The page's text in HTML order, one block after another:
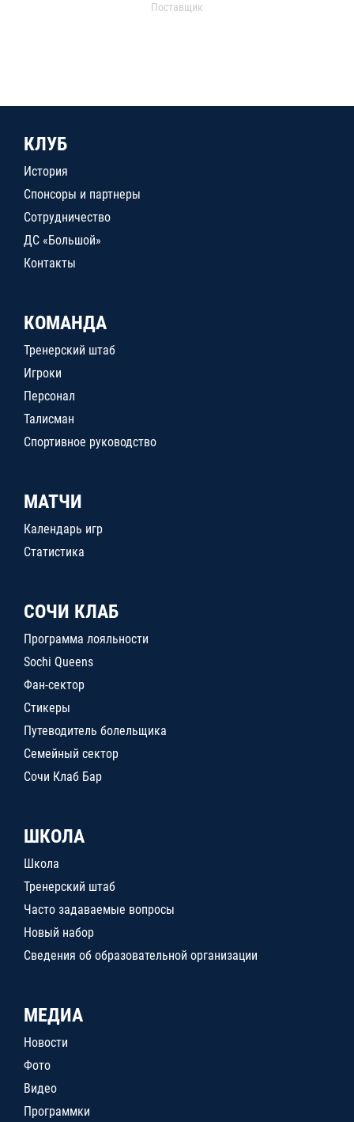
Поставщик
КЛУБ
История
Спонсоры и партнеры
Сотрудничество
ДС «Большой»
Контакты
КОМАНДА
Тренерский штаб
Игроки
Персонал
Талисман
Спортивное руководство
МАТЧИ
Календарь игр
Статистика
СОЧИ КЛАБ
Программа лояльности
Sochi Queens
Фан-сектор
Стикеры
Путеводитель болельщика
Семейный сектор
Сочи Клаб Бар
ШКОЛА
Школа
Тренерский штаб
Часто задаваемые вопросы
Новый набор
Сведения об образовательной организации
МЕДИА
Новости
Фото
Видео
Программки